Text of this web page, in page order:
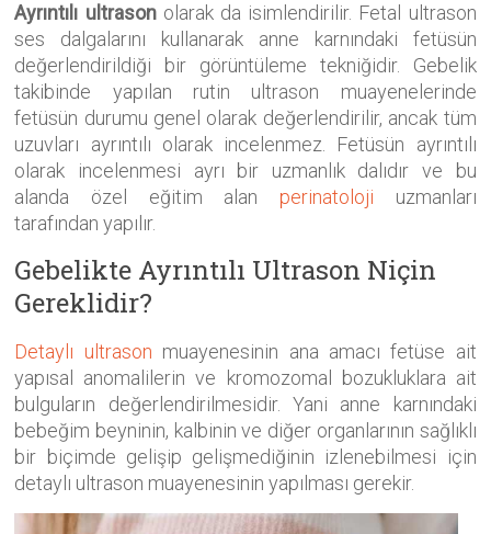
Ayrıntılı ultrasonolarak da isimlendirilir. Fetal ultrason
ses dalgalarını kullanarak anne karnındaki fetüsün
değerlendirildiği bir görüntüleme tekniğidir. Gebelik
takibinde yapılan rutin ultrason muayenelerinde
fetüsün durumu genel olarak değerlendirilir, ancak tüm
uzuvları ayrıntılı olarak incelenmez. Fetüsün ayrıntılı
olarak incelenmesi ayrı bir uzmanlık dalıdır ve bu
alanda özel eğitim alan perinatoloji uzmanları
tarafından yapılır.
Gebelikte Ayrıntılı Ultrason Niçin
Gereklidir?
Detaylı ultrason muayenesinin ana amacı fetüse ait
yapısal anomalilerin ve kromozomal bozukluklara ait
bulguların değerlendirilmesidir. Yani anne karnındaki
bebeğim beyninin, kalbinin ve diğer organlarının sağlıklı
bir biçimde gelişip gelişmediğinin izlenebilmesi için
detaylı ultrason muayenesinin yapılması gerekir.